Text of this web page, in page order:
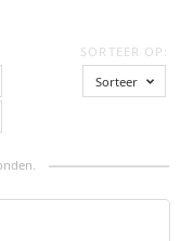
SORTEER OP:
Sorteer